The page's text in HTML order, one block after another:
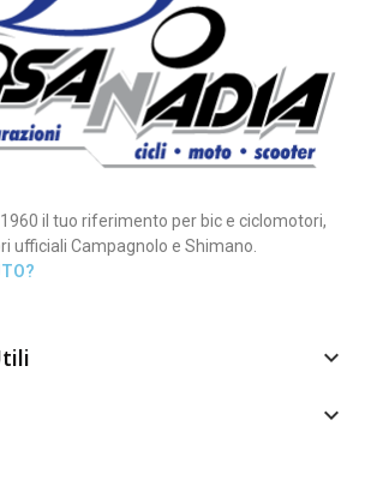
il tuo riferimento per bic e ciclomotori,
ufficiali Campagnolo e Shimano.

